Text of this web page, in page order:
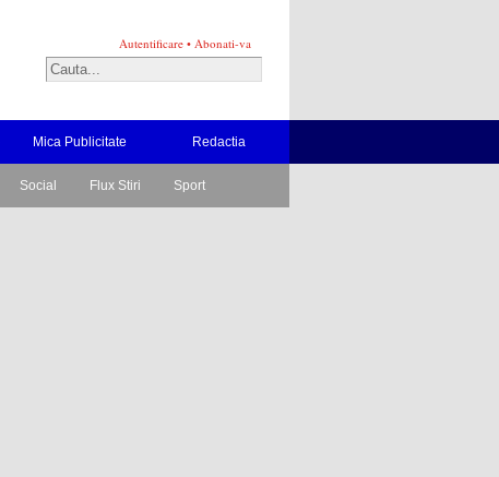
Autentificare • Abonati-va
Mica Publicitate Redactia
Social Flux Stiri Sport